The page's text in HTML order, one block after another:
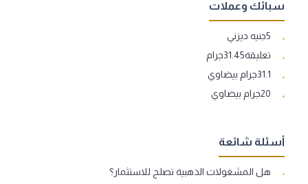
سبائك وعملات
5جنيه ديزني
تعليقة31.45جرام
31.1جرام بيضاوي
20جرام بيضاوي
أسئلة شائعة
هل المشغولات الذهبية تصلح للاستثمار؟